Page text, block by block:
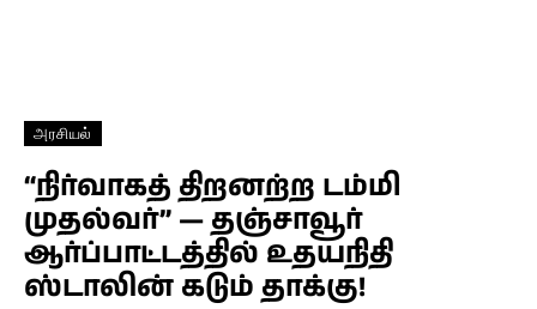
அரசியல்
“நிர்வாகத் திறனற்ற டம்மி
முதல்வர்” — தஞ்சாவூர்
ஆர்ப்பாட்டத்தில் உதயநிதி
ஸ்டாலின் கடும் தாக்கு!